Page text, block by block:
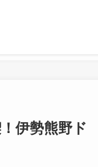
伊勢熊野ド